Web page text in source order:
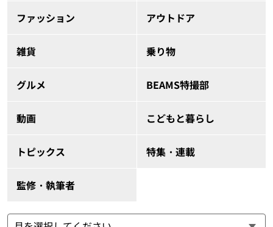
ファッション アウトドア
雑貨 乗り物
グルメ BEAMS特撮部
動画 こどもと暮らし
トピックス 特集・連載
監修・執筆者